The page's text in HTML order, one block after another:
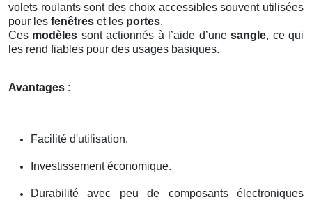
volets roulants sont des choix accessibles souvent utilisées
pour les fenêtres et les portes.
Ces modèles sont actionnés à l’aide d’unesangle, ce qui
les rend fiables pour des usages basiques.
Avantages :
Facilité d'utilisation.
Investissement économique.
Durabilité avec peu de composants électroniques